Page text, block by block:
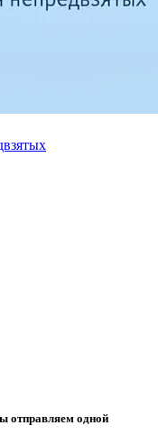
отправляем одной